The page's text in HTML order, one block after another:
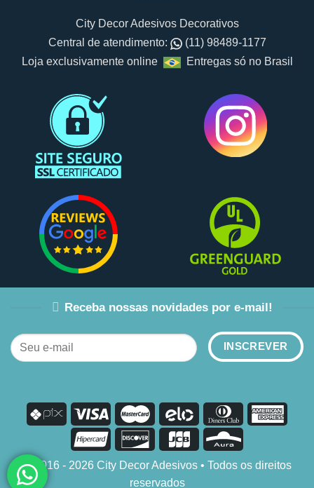
City Decor Adesivos Decorativos
Central de atendimento:
(11) 98489-1177
Loja exclusivamente online
Entregas só no Brasil
Receba nossas novidades por e-mail!
© 2016 - 2026 City Decor Adesivos • Todos os direitos
reservados